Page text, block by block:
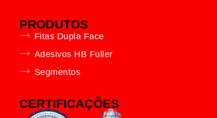
PRODUTOS
Fitas Dupla Face
Adesivos HB Fuller
Segmentos
CERTIFICAÇÕES